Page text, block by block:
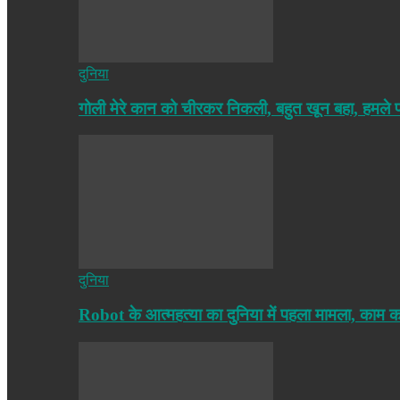
दुनिया
गोली मेरे कान को चीरकर निकली, बहुत खून बहा, हमले
दुनिया
Robot के आत्महत्या का दुनिया में पहला मामला, काम